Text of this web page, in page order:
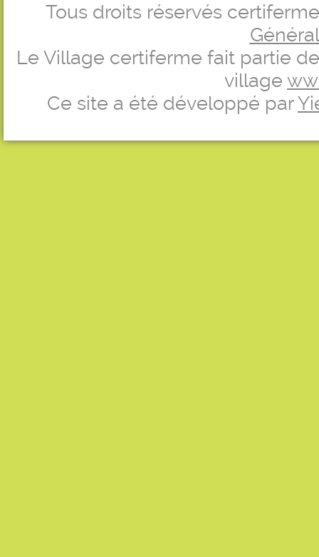
Tous droits réservés
Le Village certiferme fait partie
village
Ce site a été développé par